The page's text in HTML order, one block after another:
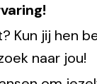
Kun jij hen
naar jou!